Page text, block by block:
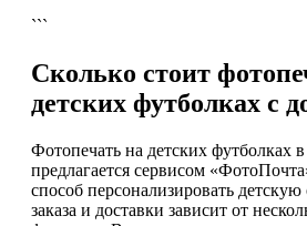
```
Сколько стоит
детских футболках с
Фотопечать на детских футболках
предлагается сервисом
способ персонализировать
заказа и доставки зависит от